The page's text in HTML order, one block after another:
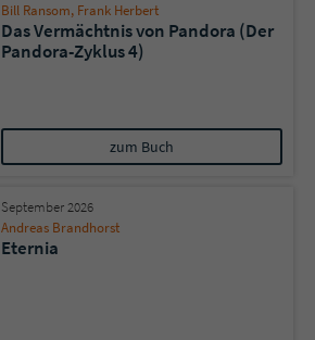
Bill Ransom, Frank Herbert
Das Vermächtnis von Pandora (Der
Pandora-Zyklus 4)
zum Buch
September 2026
Andreas Brandhorst
Eternia